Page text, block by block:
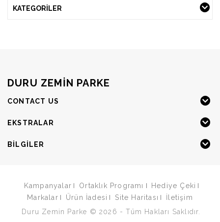
KATEGORILER
DURU ZEMIN PARKE
CONTACT US
EKSTRALAR
BILGILER
Kampanyalar Ortaklık Programı
Hediye Çeki
Markalar
Ürün İadesi Site Haritası
İletişim
Duru Zemin Parke © 2026 - Tüm Hakları Saklıdır.